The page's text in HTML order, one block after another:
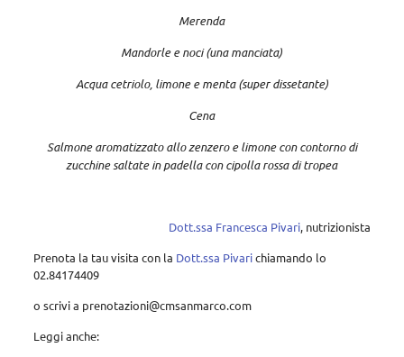
Merenda
Mandorle e noci (una manciata)
Acqua cetriolo, limone e menta (super dissetante)
Cena
Salmone aromatizzato allo zenzero e limone con contorno di
zucchine saltate in padella con cipolla rossa di tropea
Dott.ssa Francesca Pivari, nutrizionista
Prenota la tau visita con la Dott.ssa Pivarichiamando lo
02.84174409
o scrivi a prenotazioni@cmsanmarco.com
Leggi anche: